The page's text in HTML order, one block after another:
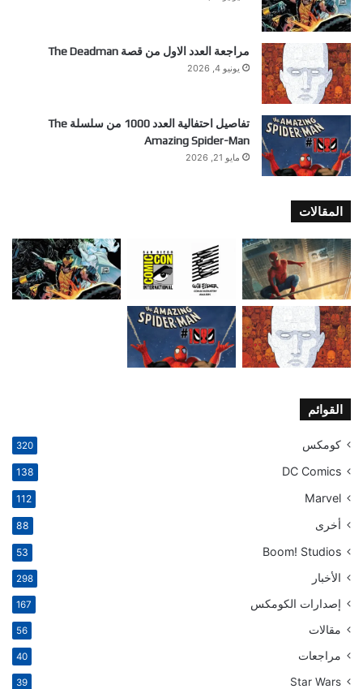
مراجعة العدد الاول من قصة The Deadman
يونيو 4, 2026
تفاصيل احتفالية العدد 1000 من سلسلة The
Amazing Spider-Man
مايو 21, 2026
المقالات
القوائم
كومكس 320
DC Comics
138
Marvel
112
أخرى 88
Boom! Studios
53
الأخبار 298
إصدارات الكومكس 167
مقالات 56
مراجعات 40
Star Wars
39